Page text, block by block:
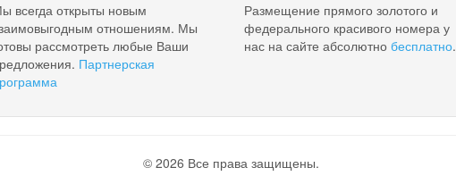
всегда открыты новым
отношениям. Мы
рассмотреть любые Ваши
Партнерская
Размещение прямого золотого и
федерального красивого номера у
нас на сайте абсолютно бесплатно.
© 2026 Все права защищены.